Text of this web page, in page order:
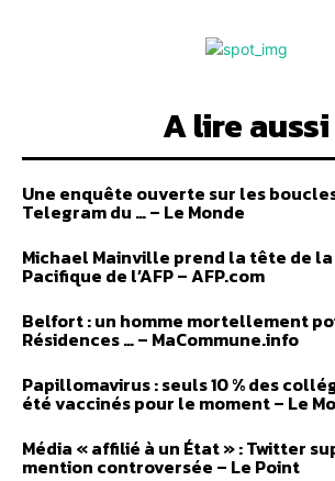
A lire aussi
Une enquête ouverte sur les
Telegram du … – Le Monde
Michael Mainville prend la tête de
Pacifique de l’AFP – AFP.com
Belfort : un homme mortellement
Résidences … – MaCommune.info
Papillomavirus : seuls 10 % des
été vaccinés pour le moment – Le
Média « affilié à un État » : Twitter
mention controversée – Le Point